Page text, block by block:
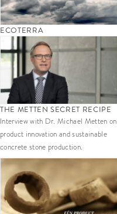
ECOTERRA
THE METTEN SECRET RECIPE
Interview with Dr. Michael Metten on
product innovation and sustainable
concrete stone production.